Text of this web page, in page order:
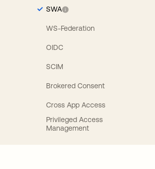
SWA
WS-Federation
OIDC
SCIM
Brokered Consent
Cross App Access
Privileged Access
Management